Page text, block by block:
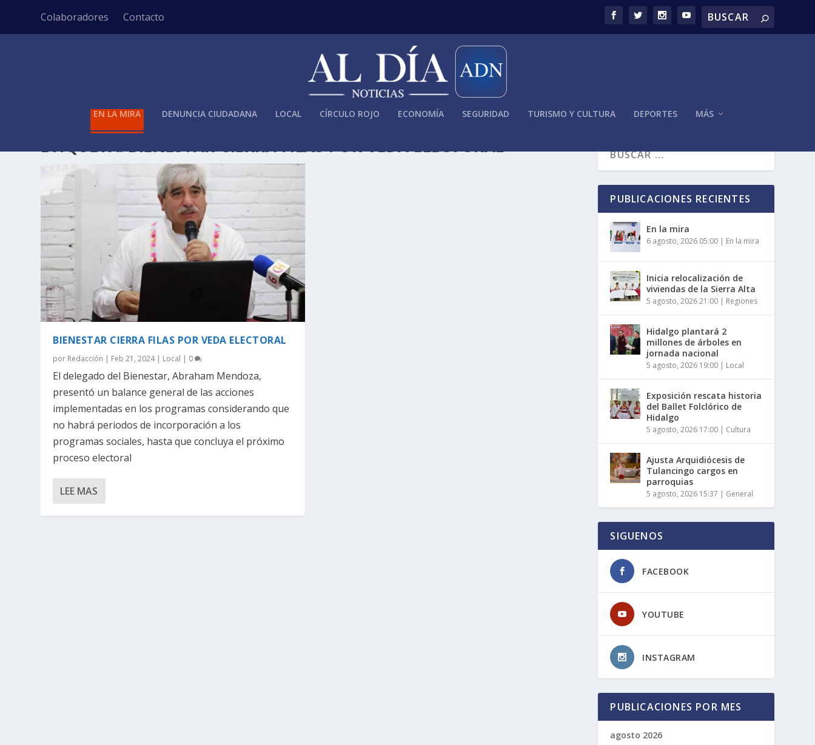
Colaboradores Contacto
EN LA MIRA DENUNCIA CIUDADANA LOCAL CÍRCULO ROJO ECONOMÍA SEGURIDAD TURISMO Y CULTURA DEPORTES MÁS
ETIQUETA:BIENESTAR CIERRA FILAS POR VEDA ELECTORAL
BIENESTAR CIERRA FILAS POR VEDA ELECTORAL
por Redacción | Feb 21, 2024| Local | 0
El delegado del Bienestar, Abraham Mendoza,
presentó un balance general de las acciones
implementadas en los programas considerando que
no habrá periodos de incorporación a los
programas sociales, hasta que concluya el próximo
proceso electoral
LEE MAS
PUBLICACIONES RECIENTES
En la mira
6 agosto, 2026 05:00 | En la mira
Inicia relocalización de
viviendas de la Sierra Alta
5 agosto, 2026 21:00 | Regiones
Hidalgo plantará 2
millones de árboles en
jornada nacional
5 agosto, 2026 19:00 | Local
Exposición rescata historia
del Ballet Folclórico de
Hidalgo
5 agosto, 2026 17:00 | Cultura
Ajusta Arquidiócesis de
Tulancingo cargos en
parroquias
5 agosto, 2026 15:37 | General
SIGUENOS
FACEBOOK
YOUTUBE
INSTAGRAM
PUBLICACIONES POR MES
agosto 2026